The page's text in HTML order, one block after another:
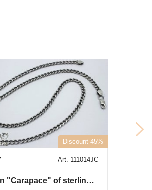
Discount 45%
Art. 111014JC
Chain "Carapace" of sterling silver